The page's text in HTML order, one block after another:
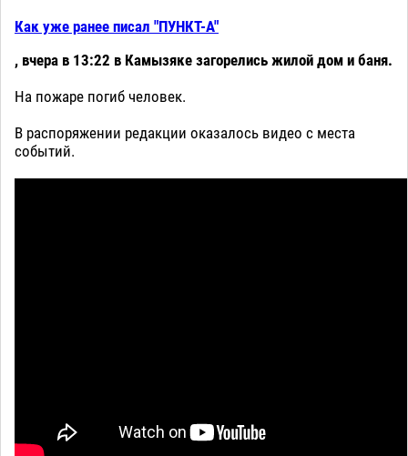
Как уже ранее писал "ПУНКТ-А"
, вчера в 13:22 в Камызяке загорелись жилой дом и баня.
На пожаре погиб человек.
В распоряжении редакции оказалось видео с места
событий.